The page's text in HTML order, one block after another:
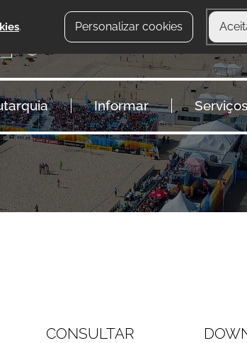
. Personalizar cookies
Informar
CONSULTAR